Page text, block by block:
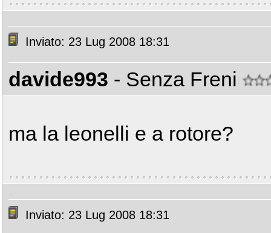
Inviato: 23 Lug 2008 18:31
davide993 - Senza Freni
ma la leonelli e a rotore?
Inviato: 23 Lug 2008 18:31